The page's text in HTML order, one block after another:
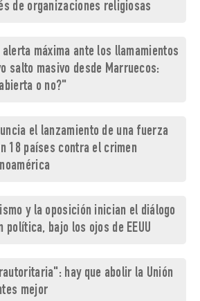
de organizaciones religiosas
alerta máxima ante los llamamientos
salto masivo desde Marruecos:
o no?"
el lanzamiento de una fuerza
18 países contra el crimen
y la oposición inician el diálogo
política, bajo los ojos de EEUU
hay que abolir la Unión
mejor